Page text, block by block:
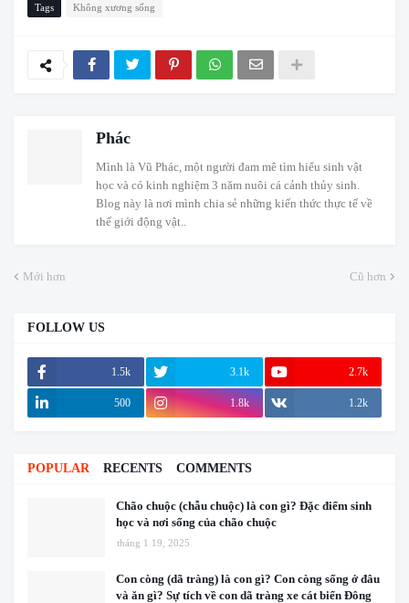
Tags Không xương sống
Phác
Mình là Vũ Phác, một người đam mê tìm hiểu sinh vật
học và có kinh nghiệm 3 năm nuôi cá cảnh thủy sinh.
Blog này là nơi mình chia sẻ những kiến thức thực tế về
thế giới động vật..
Mới hơn Cũ hơn
FOLLOW US
1.5k 3.1k 2.7k
500 1.8k 1.2k
POPULAR RECENTS COMMENTS
Chão chuộc (chẫu chuộc) là con gì? Đặc điểm sinh
học và nơi sống của chão chuộc
tháng 1 19, 2025
Con còng (dã tràng) là con gì? Con còng sống ở đâu
và ăn gì? Sự tích về con dã tràng xe cát biển Đông